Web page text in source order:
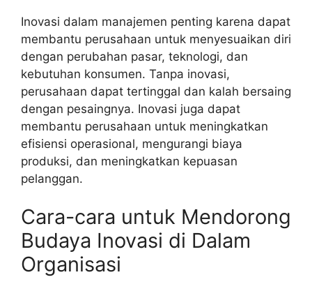
Inovasi dalam manajemen penting karena dapat
membantu perusahaan untuk menyesuaikan diri
dengan perubahan pasar, teknologi, dan
kebutuhan konsumen. Tanpa inovasi,
perusahaan dapat tertinggal dan kalah bersaing
dengan pesaingnya. Inovasi juga dapat
membantu perusahaan untuk meningkatkan
efisiensi operasional, mengurangi biaya
produksi, dan meningkatkan kepuasan
pelanggan.
Cara-cara untuk Mendorong
Budaya Inovasi di Dalam
Organisasi